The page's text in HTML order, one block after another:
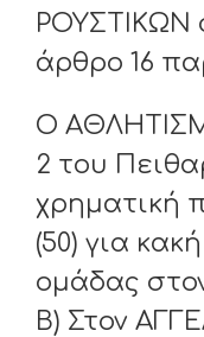
ΡΟΥΣΤΙΚΩΝ
άρθρο 16
Ο
2 του
χρηματική
(50) για
ομάδας
Β) Στον